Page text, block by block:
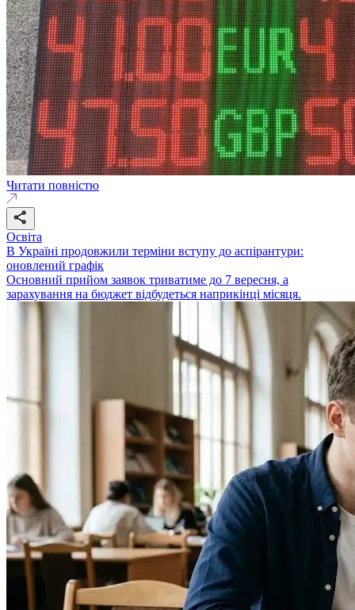
Читати повністю
Освіта
В Україні продовжили терміни вступу до аспірантури:
оновлений графік
Основний прийом заявок триватиме до 7 вересня, а
зарахування на бюджет відбудеться наприкінці місяця.